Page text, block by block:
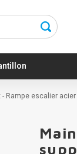
escalier